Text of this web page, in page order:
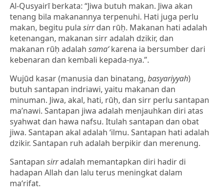
Al-Qusyairī berkata: “Jiwa butuh makan. Jiwa akan
tenang bila makanannya terpenuhi. Hati juga perlu
makan, begitu pula sirrdan rūḥ. Makanan hati adalah
ketenangan, makanan sirr adalah dzikir, dan
makanan rūḥ adalah sama‘karena ia bersumber dari
kebenaran dan kembali kepada-nya.”.
Wujūd kasar (manusia dan binatang, basyariyyah)
butuh santapan indriawi, yaitu makanan dan
minuman. Jiwa, akal, hati, rūḥ, dan sirr perlu santapan
ma’nawi. Santapan jiwa adalah menjauhkan diri atas
syahwat dan hawa nafsu. Itulah santapan dan obat
jiwa. Santapan akal adalah ‘ilmu. Santapan hati adalah
dzikir. Santapan ruh adalah berpikir dan merenung.
Santapan sirradalah memantapkan diri hadir di
hadapan Allah dan lalu terus meningkat dalam
ma‘rifat.